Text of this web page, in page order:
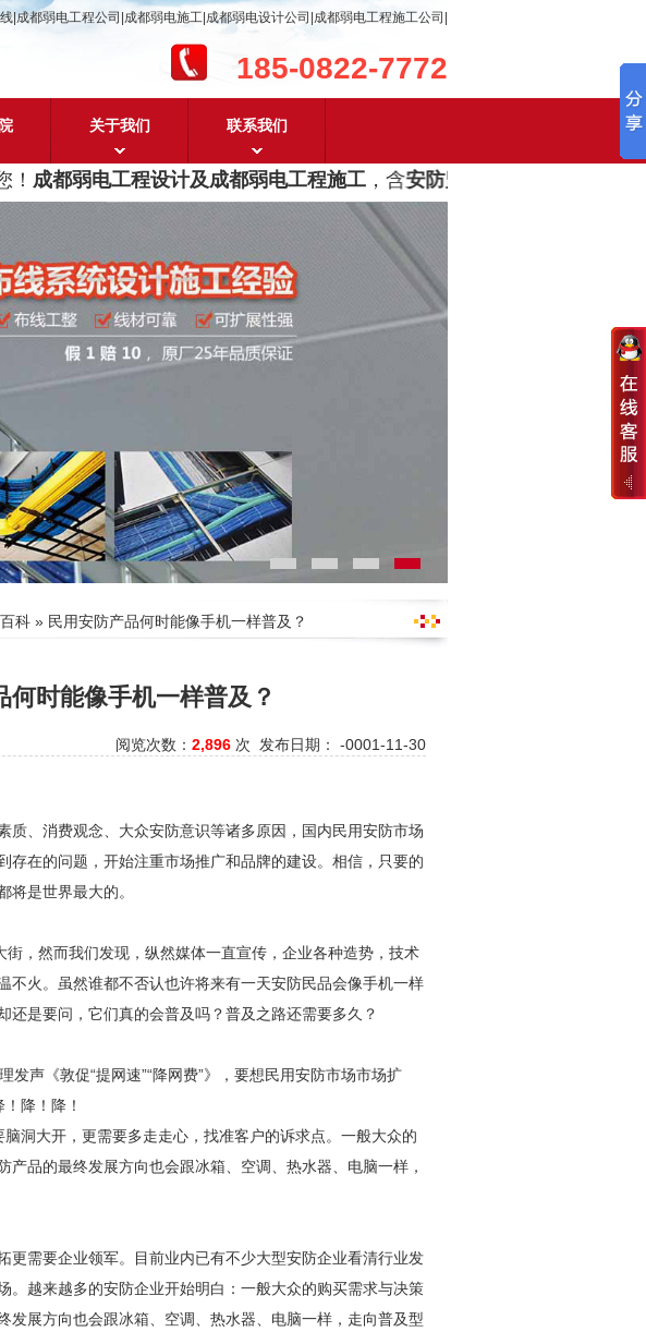
|成都弱电工程公司|成都弱电施工|成都弱电设计公司|成都弱电工程施工公司|
185-0822-7772
关于我们 联系我们
成都弱电工程设计及成都弱电工程施工，含 安防监控，系统集成，综合
科 » 民用安防产品何时能像手机一样普及？
何时能像手机一样普及？
阅览次数： 2,896 次 发布日期： -0001-11-30
质、消费观念、大众安防意识等诸多原因，国内民用安防市场
存在的问题，开始注重市场推广和品牌的建设。相信，只要的
将是世界最大的。
街，然而我们发现，纵然媒体一直宣传，企业各种造势，技术
不火。虽然谁都不否认也许将来有一天安防民品会像手机一样
还是要问，它们真的会普及吗？普及之路还需要多久？
发声《敦促“提网速”“降网费”》，要想民用安防市场市场扩
降！降！
洞大开，更需要多走走心，找准客户的诉求点。一般大众的
产品的最终发展方向也会跟冰箱、空调、热水器、电脑一样，
更需要企业领军。目前业内已有不少大型安防企业看清行业发
。越来越多的安防企业开始明白：一般大众的购买需求与决策
发展方向也会跟冰箱、空调、热水器、电脑一样，走向普及型